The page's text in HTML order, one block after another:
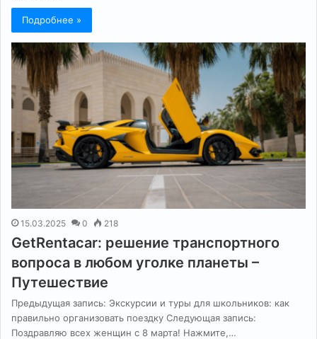
Подробнее »
15.03.2025 0 218
GetRentacar: решение транспортного
вопроса в любом уголке планеты –
Путешествие
Предыдущая запись: Экскурсии и туры для школьников: как
правильно организовать поездку Следующая запись:
Поздравляю всех женщин с 8 марта! Нажмите,…